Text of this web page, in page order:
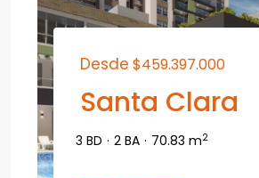
Desde $459.397.000
Santa Clara
3 BD · 2 BA · 70.83 m2